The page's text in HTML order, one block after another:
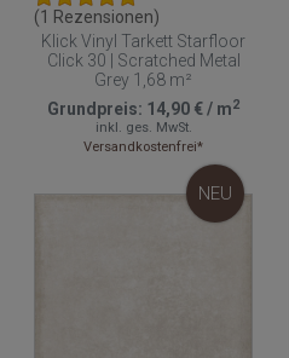
(1 Rezensionen)
Klick Vinyl Tarkett Starfloor
Click 30 | Scratched Metal
Grey 1,68 m²
Grundpreis: 14,90 €/ m2
inkl. ges. MwSt.
Versandkostenfrei*
NEU